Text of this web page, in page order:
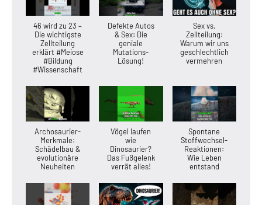
46 wird zu 23 –
Die wichtigste
Zellteilung
erklärt #Meiose
#Bildung
#Wissenschaft
Defekte Autos
& Sex: Die
geniale
Mutations-
Lösung!
Sex vs.
Zellteilung:
Warum wir uns
geschlechtlich
vermehren
Archosaurier-
Merkmale:
Schädelbau &
evolutionäre
Neuheiten
Vögel laufen
wie
Dinosaurier?
Das Fußgelenk
verrät alles!
Spontane
Stoffwechsel-
Reaktionen:
Wie Leben
entstand